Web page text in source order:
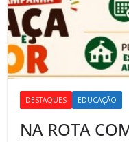
DESTAQUES EDUCAÇÃO
NA ROTA